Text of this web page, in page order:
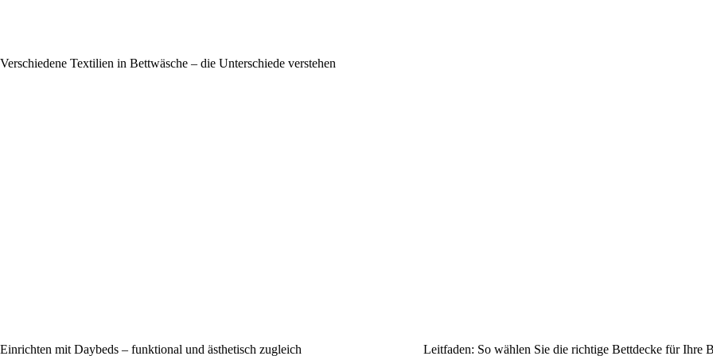
Verschiedene Textilien in Bettwäsche – die Unterschiede verstehen
Einrichten mit Daybeds – funktional und ästhetisch zugleich Leitfaden: So wählen Sie die richtige Bettdecke für Ihre